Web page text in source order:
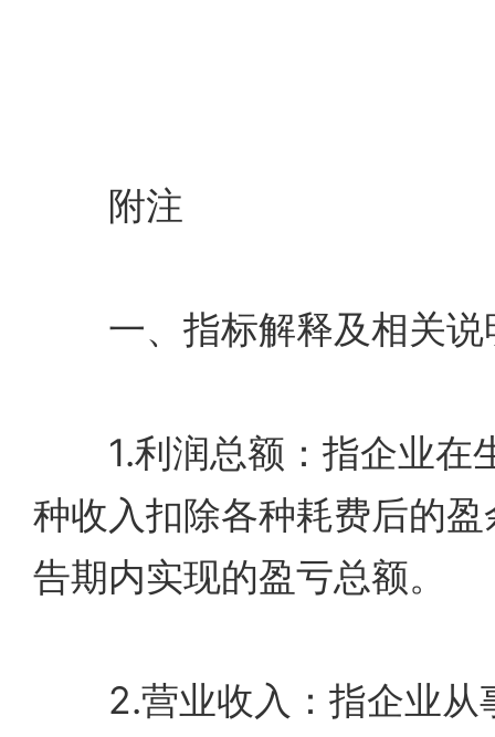
附注
一、指标解释及相关说
1.利润总额：指企业在
种收入扣除各种耗费后的
告期内实现的盈亏总额。
2.营业收入：指企业从